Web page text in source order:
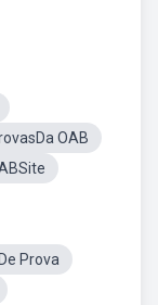
OAB
Prova